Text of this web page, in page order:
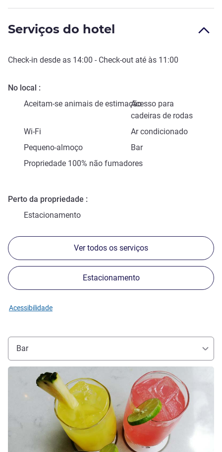
Serviços do hotel
Check-in desde as 14:00 - Check-out até às 11:00
No local
Aceitam-se animais de estimaçãoAcesso para
cadeiras de rodas
Wi-Fi
Ar condicionado
Pequeno-almoço
Bar
Propriedade 100% não fumadores
Perto da propriedade
Estacionamento
Ver todos os serviços
Estacionamento
Acessibilidade
Bar
Ver detalhes